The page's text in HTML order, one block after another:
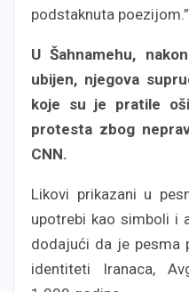
podstaknuta poezijom.”
U Šahnamehu,
ubijen, njegova
koje su je pratile
protesta zbog
CNN.
Likovi prikazani u
upotrebi kao simboli i
dodajući da je pesma
identiteti Iranaca,